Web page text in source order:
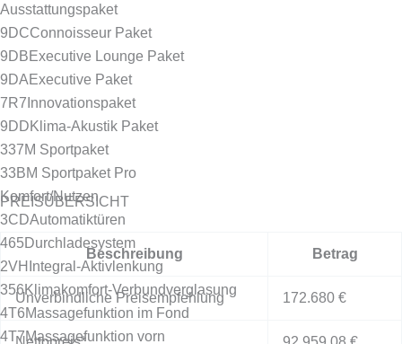
Ausstattungspaket
9DCConnoisseur Paket
9DB Executive Lounge Paket
9DA Executive Paket
7R7 Innovationspaket
9DD Klima-Akustik Paket
337M Sportpaket
33BM Sportpaket Pro
Komfort/Nutzen
3CDAutomatiktüren
465 Durchladesystem
2VH Integral-Aktivlenkung
356Klimakomfort-Verbundverglasung
4T6Massagefunktion im Fond
4T7Massagefunktion vorn
PREISÜBERSICHT
Beschreibung Betrag
Unverbindliche Preisempfehlung 172.680 €